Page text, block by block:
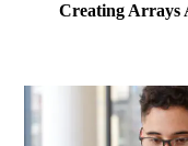
Creating Arrays